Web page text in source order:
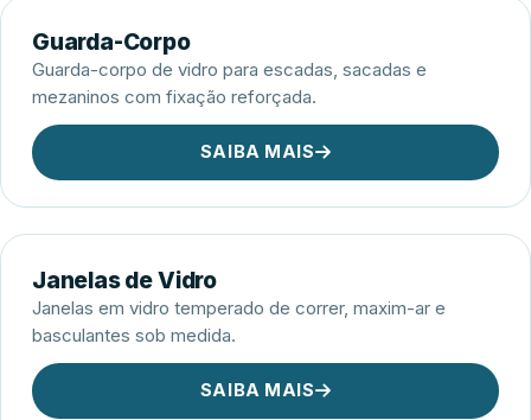
Guarda-Corpo
Guarda-corpo de vidro para escadas, sacadas e
mezaninos com fixação reforçada.
SAIBA MAIS
Janelas de Vidro
Janelas em vidro temperado de correr, maxim-ar e
basculantes sob medida.
SAIBA MAIS